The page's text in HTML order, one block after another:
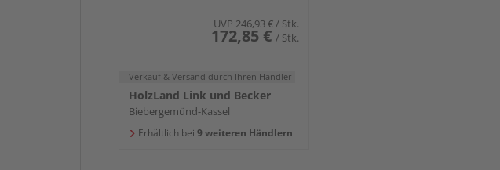
UVP 246,93 €/ Stk.
172,85 € / Stk.
Verkauf & Versand durch Ihren Händler
HolzLand Link und Becker
Biebergemünd-Kassel
Erhältlich bei 9 weiteren Händlern